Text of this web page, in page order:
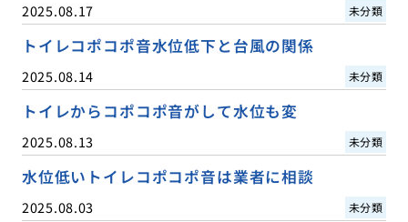
2025.08.17 未分類
トイレコポコポ音水位低下と台風の関係
2025.08.14 未分類
トイレからコポコポ音がして水位も変
2025.08.13 未分類
水位低いトイレコポコポ音は業者に相談
2025.08.03 未分類